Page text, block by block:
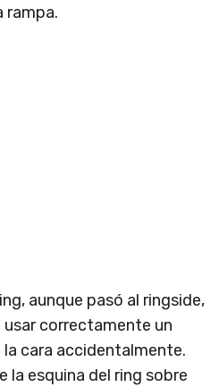
rampa.
aunque pasó al ringside,
correctamente un
cara accidentalmente.
la esquina del ring sobre